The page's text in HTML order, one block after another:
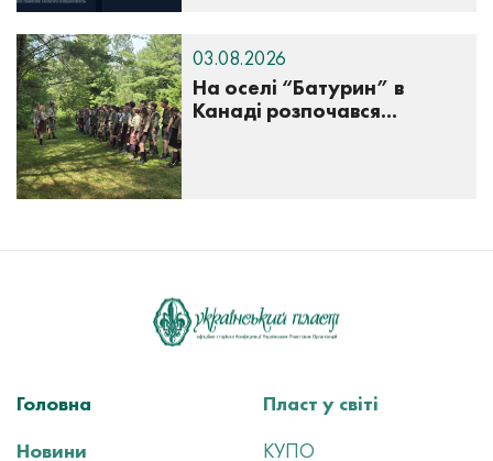
На оселі “Батурин” в
Канаді розпочався...
03.08.2026
Головна
Новини
Пласт у світі
КУПО